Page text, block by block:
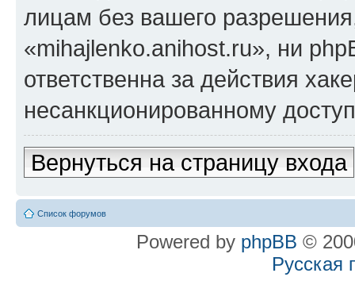
лицам без вашего
«mihajlenko.anihost.ru», ни
ответственна за действия
несанкционированному
Вернуться на страницу входа
Список форумов
Powered by phpBB ©
Русская